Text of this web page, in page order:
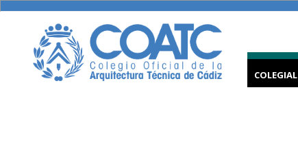
COLEGIAL